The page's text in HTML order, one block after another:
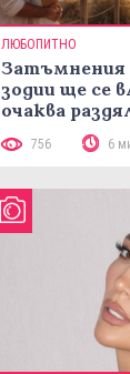
ЛЮБОПИТНО
Затъмнения
зодии ще се
очаква
756 6